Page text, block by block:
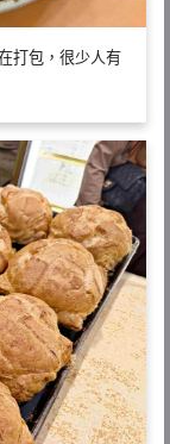
打包，很少人有